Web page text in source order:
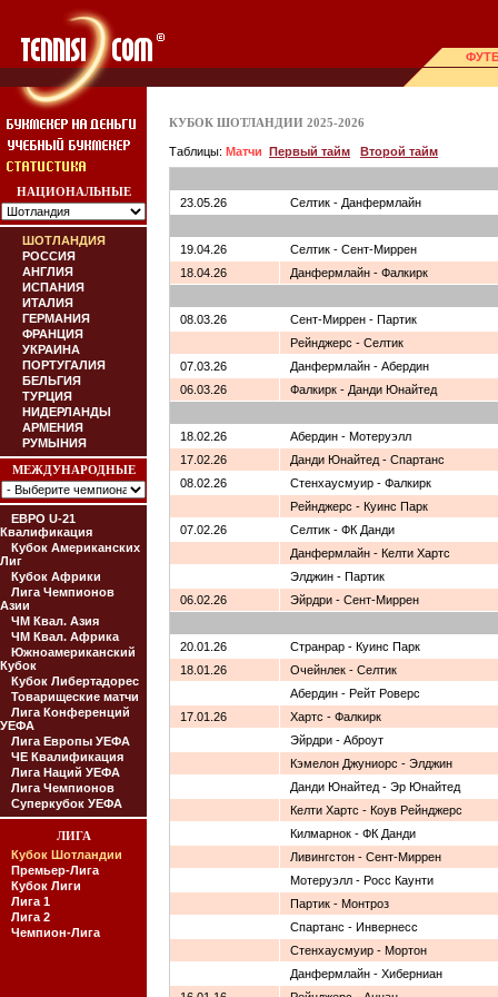
НАЦИОНАЛЬНЫЕ
ШОТЛАНДИЯ
РОССИЯ
АНГЛИЯ
ИСПАНИЯ
ИТАЛИЯ
ГЕРМАНИЯ
ФРАНЦИЯ
УКРАИНА
ПОРТУГАЛИЯ
БЕЛЬГИЯ
ТУРЦИЯ
НИДЕРЛАНДЫ
АРМЕНИЯ
РУМЫНИЯ
МЕЖДУНАРОДНЫЕ
ЕВРО U-21
Квалификация
Кубок Американских
Лиг
Кубок Африки
Лига Чемпионов
Азии
ЧМ Квал. Азия
ЧМ Квал. Африка
Южноамериканский
Кубок
Кубок Либертадорес
Товарищеские матчи
Лига Конференций
УЕФА
Лига Европы УЕФА
ЧЕ Квалификация
Лига Наций УЕФА
Лига Чемпионов
Суперкубок УЕФА
ЛИГА
Кубок Шотландии
Премьер-Лига
Кубок Лиги
Лига 1
Лига 2
Чемпион-Лига
КУБОК ШОТЛАНДИИ 2025-2026
Таблицы: Матчи Первый тайм Второй тайм
23.05.26 Селтик - Данфермлайн
19.04.26
Селтик - Сент-Миррен
18.04.26
Данфермлайн - Фалкирк
08.03.26
Сент-Миррен - Партик
Рейнджерс - Селтик
07.03.26
Данфермлайн - Абердин
06.03.26
Фалкирк - Данди Юнайтед
18.02.26
Абердин - Мотеруэлл
17.02.26
Данди Юнайтед - Спартанс
08.02.26
Стенхаусмуир - Фалкирк
Рейнджерс - Куинс Парк
07.02.26
Селтик - ФК Данди
Данфермлайн - Келти Хартс
Элджин - Партик
06.02.26
Эйрдри - Сент-Миррен
20.01.26
Странрар - Куинс Парк
18.01.26
Очейнлек - Селтик
Абердин - Рейт Роверс
17.01.26
Хартс - Фалкирк
Эйрдри - Аброут
Кэмелон Джуниорс - Элджин
Данди Юнайтед - Эр Юнайтед
Келти Хартс - Коув Рейнджерс
Килмарнок - ФК Данди
Ливингстон - Сент-Миррен
Мотеруэлл - Росс Каунти
Партик - Монтроз
Спартанс - Инвернесс
Стенхаусмуир - Мортон
Данфермлайн - Хиберниан